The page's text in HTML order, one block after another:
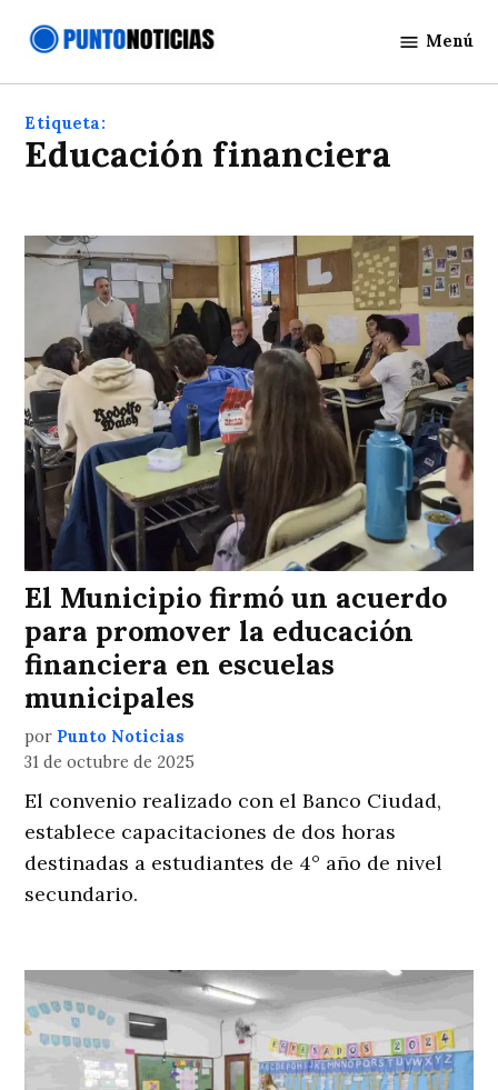
Noticias
Menú
Etiqueta:
educación financiera
El Municipio firmó un acuerdo
para promover la educación
financiera en escuelas
municipales
por Punto Noticias
31 de octubre de 2025
El convenio realizado con el Banco Ciudad,
establece capacitaciones de dos horas
destinadas a estudiantes de 4° año de nivel
secundario.